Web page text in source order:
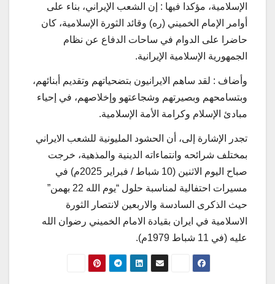
الإسلامية، مؤكدا فيها : إن الشعب الإيراني، بناء على
أوامر الإمام الخميني (ره) وقائد الثورة الإسلامية، كان
حاضرا على الدوام في ساحات الدفاع عن نظام
الجمهورية الإسلامية الإيرانية.
وأضاف : لقد ساهم الايرانيون بتضحياتهم وتقديم أبنائهم،
وبتسامحهم وبصيرتهم وشجاعتهو وإخلاصهم، في إحياء
مبادئ الإسلام وكرامة الأمة الإسلامية.
تجدر الإشارة إلى، أن الحشود المليونية للشعب الايراني
بمختلف شرائحه وانتماءاته الدينية والمذهية، خرجت
صباح اليوم الاثنين (10 شباط / فبراير 2025م) في
مسيرات احتفالية لمناسبة حلول “يوم الله 22 بهمن”
حيث الذكرى السادسة والاربعين لانتصار الثورة
الاسلامية في ايران بقيادة الامام الخميني رضوان الله
عليه (في 11 شباط 1979م).